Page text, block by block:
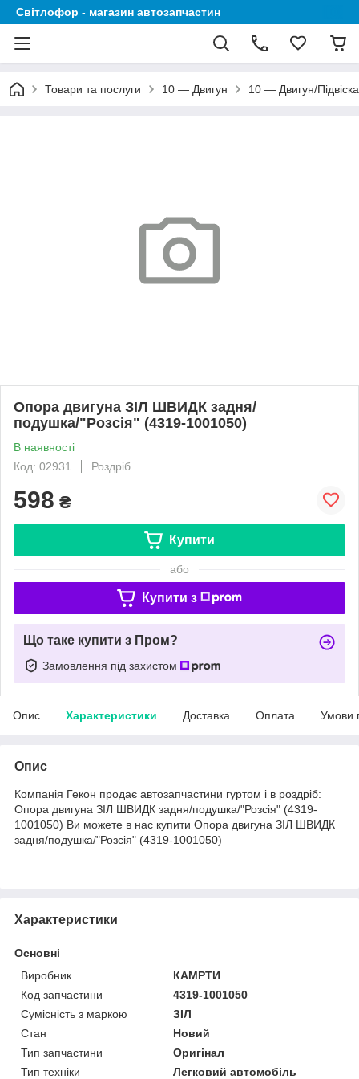
Світлофор - магазин автозапчастин
Товари та послуги 10 — Двигун 10 — Двигун/
Опора двигуна ЗІЛ ШВИДК задня/
подушка/"Розсія" (4319-1001050)
В наявності
Код: 02931
Роздріб
598 ₴
Купити
або
Купити з
Що таке купити з Пром?
Замовлення під захистом
Опис Характеристики Доставка Оплата Умови
Опис
Компанія Гекон продає автозапчастини гуртом і в роздріб:
Опора двигуна ЗІЛ ШВИДК задня/подушка/"Розсія" (4319-
1001050) Ви можете в нас купити Опора двигуна ЗІЛ ШВИДК
задня/подушка/"Розсія" (4319-1001050)
Характеристики
Основні
Виробник
КАМРТИ
Код запчастини
4319-1001050
Сумісність з маркою
ЗІЛ
Стан
Новий
Тип запчастини
Оригінал
Тип техніки
Легковий автомобіль